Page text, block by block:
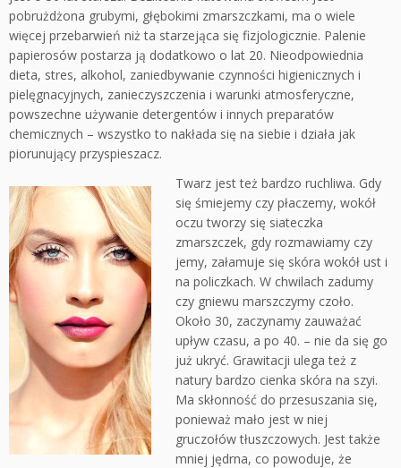
pobrużdżona grubymi, głębokimi zmarszczkami, ma o wiele
więcej przebarwień niż ta starzejąca się fizjologicznie. Palenie
papierosów postarza ją dodatkowo o lat 20. Nieodpowiednia
dieta, stres, alkohol, zaniedbywanie czynności higienicznych i
pielęgnacyjnych, zanieczyszczenia i warunki atmosferyczne,
powszechne używanie detergentów i innych preparatów
chemicznych – wszystko to nakłada się na siebie i działa jak
piorunujący przyspieszacz.
Twarz jest też bardzo ruchliwa. Gdy
się śmiejemy czy płaczemy, wokół
oczu tworzy się siateczka
zmarszczek, gdy rozmawiamy czy
jemy, załamuje się skóra wokół ust i
na policzkach. W chwilach zadumy
czy gniewu marszczymy czoło.
Około 30, zaczynamy zauważać
upływ czasu, a po 40. – nie da się go
już ukryć. Grawitacji ulega też z
natury bardzo cienka skóra na szyi.
Ma skłonność do przesuszania się,
ponieważ mało jest w niej
gruczołów tłuszczowych. Jest także
mniej jędrna, co powoduje, że